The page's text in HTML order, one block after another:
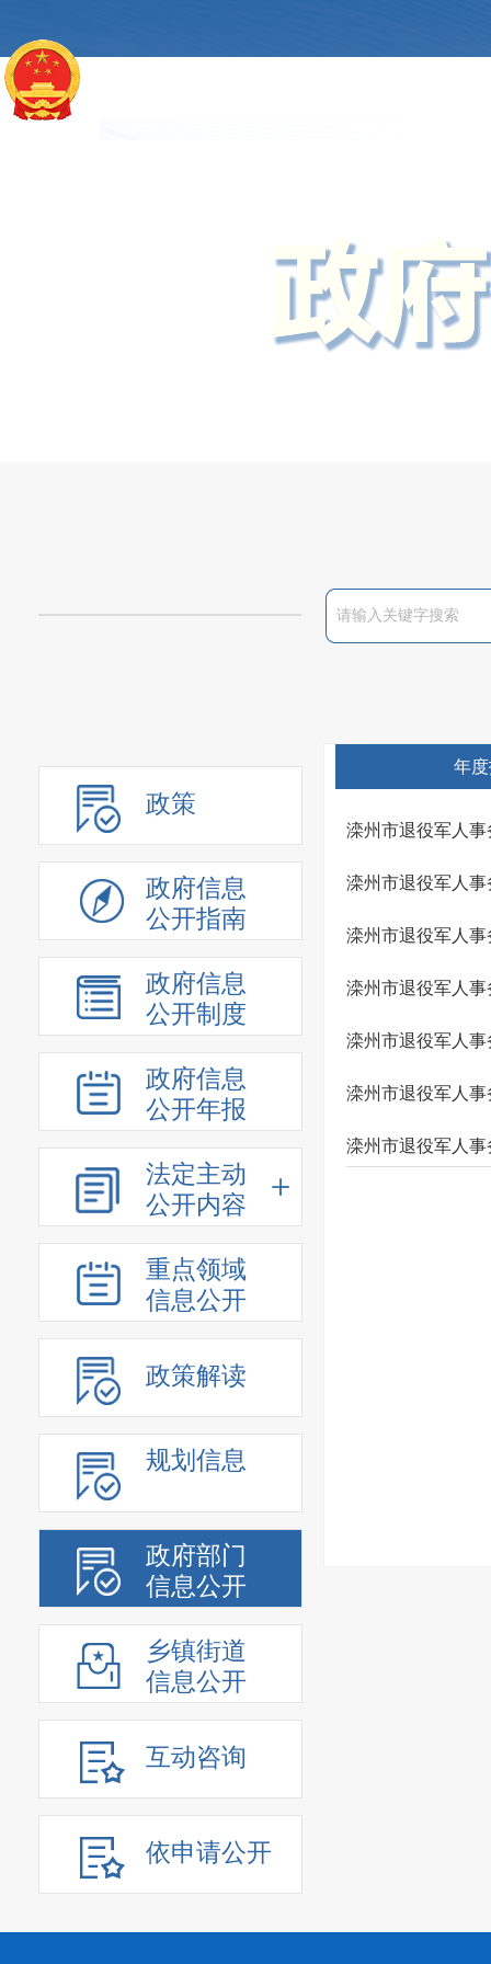
政策
政府信息
公开指南
政府信息
公开制度
政府信息
公开年报
法定主动
公开内容
重点领域
信息公开
政策解读
规划信息
政府部门
信息公开
乡镇街道
信息公开
互动咨询
依申请公开
年
滦州市退役军人
滦州市退役军人
滦州市退役军人
滦州市退役军人
滦州市退役军人
滦州市退役军人
滦州市退役军人